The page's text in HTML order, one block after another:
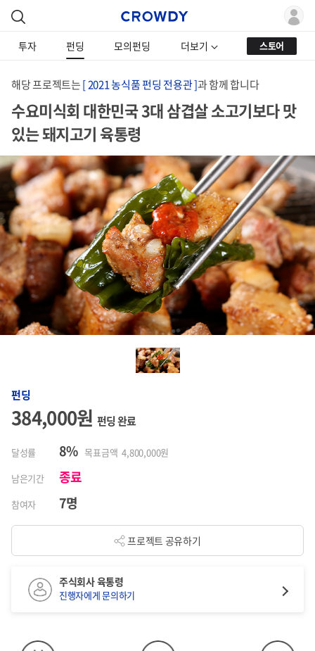
투자 펀딩 모의펀딩 더보기 스토어
해당 프로젝트는[ 2021 농식품 펀딩 전용관 ]과 함께 합니다
수요미식회 대한민국 3대 삼겹살 소고기보다 맛
있는 돼지고기 육통령
펀딩
384,000원 펀딩 완료
달성률 8% 목표금액 4,800,000원
남은기간
종료
참여자 7명
프로젝트 공유하기
주식회사 육통령
진행자에게 문의하기